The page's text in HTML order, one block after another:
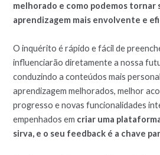
melhorado e como podemos tornar
aprendizagem mais envolvente e
O inquérito é rápido e fácil de
influenciarão diretamente a nossa
conduzindo a conteúdos mais
aprendizagem melhorados, melhor
progresso e novas funcionalidades
empenhados em criar uma
sirva, e o seu feedback é a chave